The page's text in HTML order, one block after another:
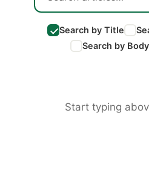
Search by Title
Search by
Start typing